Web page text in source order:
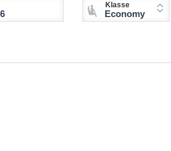
Klasse
Economy